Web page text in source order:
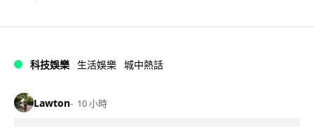
科技娛樂 生活娛樂 城中熱話
Lawton 10 小時